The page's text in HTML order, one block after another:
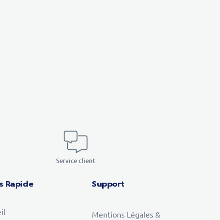
Service client
Rapide Support
Mentions Légales &